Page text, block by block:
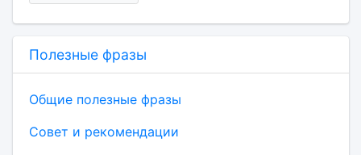
Полезные фразы
Общие полезные фразы
Совет и рекомендации